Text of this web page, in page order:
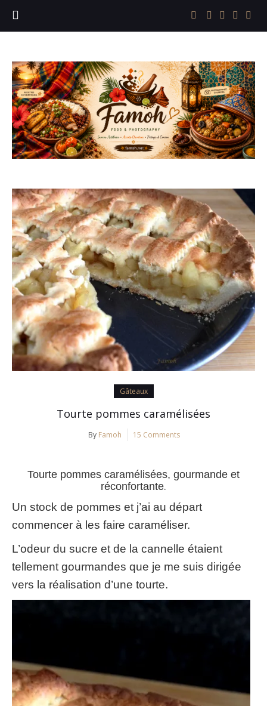
Gâteaux
Tourte pommes caramélisées
By Famoh 15 Comments
Tourte pommes caramélisées, gourmande et
réconfortante.
Un stock de pommes et j’ai au départ
commencer à les faire caraméliser.
L’odeur du sucre et de la cannelle étaient
tellement gourmandes que je me suis dirigée
vers la réalisation d’une tourte.